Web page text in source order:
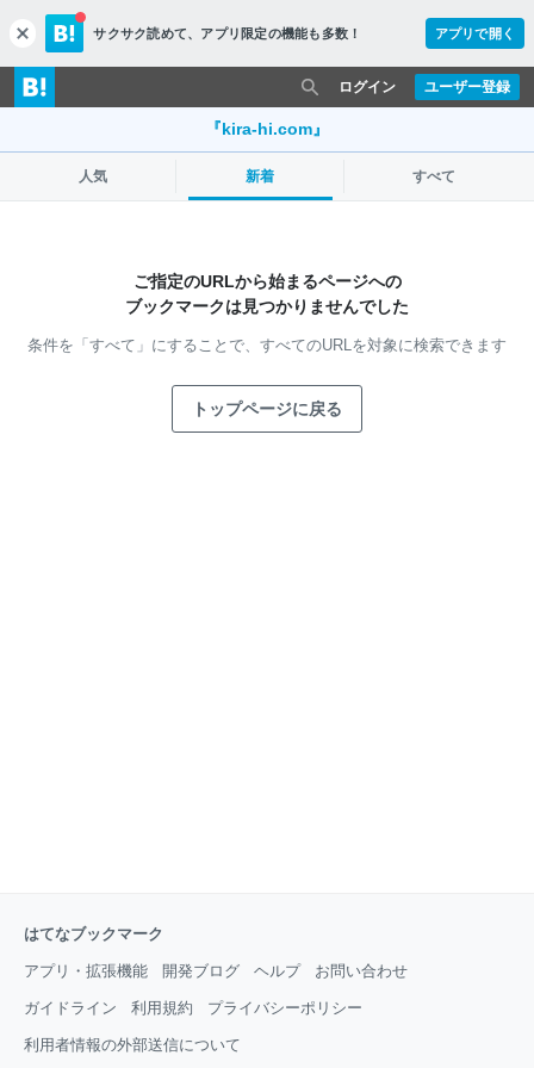
c
l
o
s
サクサク読めて、 アプリ限定の機能も多数！ アプリで開く
ユーザー登録
ログイン
『kira-hi.com』
人気 新着 すべて
ご指定のURLから始まるページへの
ブックマークは見つかりませんでした
条件を「すべて」にすることで、 すべてのURLを対象に検索できます
トップページに戻る
はてなブックマーク
アプリ・拡張機能 開発ブログ ヘルプ お問い合わせ
ガイドライン 利用規約 プライバシーポリシー
利用者情報の外部送信について